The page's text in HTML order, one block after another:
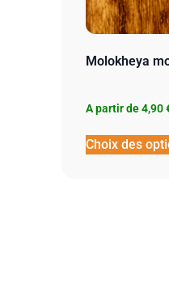
Molokheya
A partir de 4,90
Choix des